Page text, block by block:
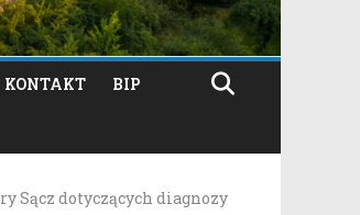
KONTAKT BIP
Sącz dotyczących diagnozy